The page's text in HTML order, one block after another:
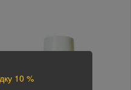
10 %